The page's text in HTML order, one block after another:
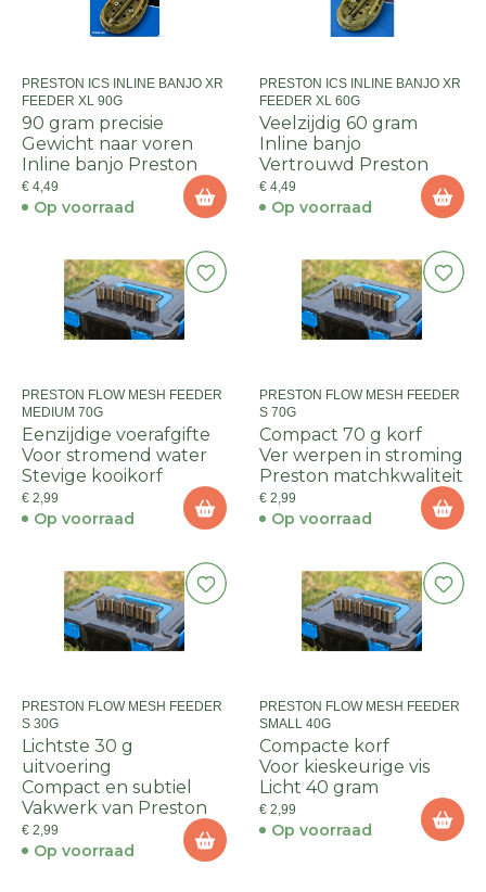
PRESTON ICS INLINE BANJO XR
FEEDER XL 90G
90 gram precisie
Gewicht naar voren
Inline banjo Preston
€ 4,49
Op voorraad
PRESTON ICS INLINE BANJO XR
FEEDER XL 60G
Veelzijdig 60 gram
Inline banjo
Vertrouwd Preston
€ 4,49
Op voorraad
PRESTON FLOW MESH FEEDER
MEDIUM 70G
Eenzijdige voerafgifte
Voor stromend water
Stevige kooikorf
€ 2,99
Op voorraad
PRESTON FLOW MESH FEEDER
S 70G
Compact 70 g korf
Ver werpen in stroming
Preston matchkwaliteit
€ 2,99
Op voorraad
PRESTON FLOW MESH FEEDER
S 30G
Lichtste 30 g
uitvoering
Compact en subtiel
Vakwerk van Preston
€ 2,99
Op voorraad
PRESTON FLOW MESH FEEDER
SMALL 40G
Compacte korf
Voor kieskeurige vis
Licht 40 gram
€ 2,99
Op voorraad